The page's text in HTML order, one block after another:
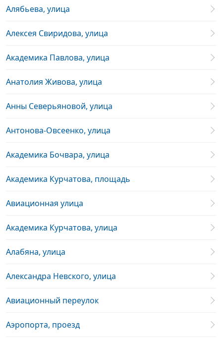
Алябьева, улица
Алексея Свиридова, улица
Академика Павлова, улица
Анатолия Живова, улица
Анны Северьяновой, улица
Антонова-Овсеенко, улица
Академика Бочвара, улица
Академика Курчатова, площадь
Авиационная улица
Академика Курчатова, улица
Алабяна, улица
Александра Невского, улица
Авиационный переулок
Аэропорта, проезд